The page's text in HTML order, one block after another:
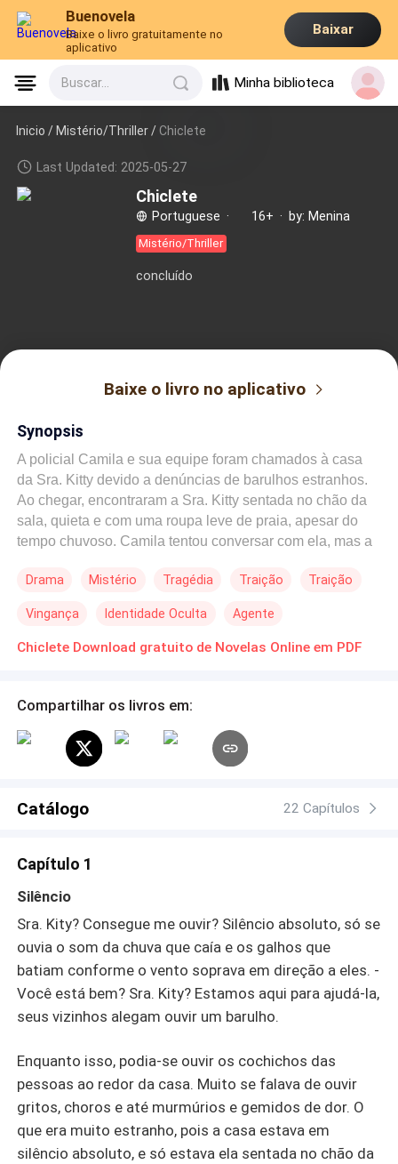
Buenovela
Baixe o livro gratuitamente no
aplicativo
Baixar
Buscar... Minha biblioteca
Inicio /Mistério/Thriller/ Chiclete
Last Updated: 2025-05-27
Chiclete
Portuguese · 16+ · by: Menina
Mistério/Thriller
concluído
Baixe o livro no aplicativo
Synopsis
A policial Camila e sua equipe foram chamados à casa
da Sra. Kitty devido a denúncias de barulhos estranhos.
Ao chegar, encontraram a Sra. Kitty sentada no chão da
sala, quieta e com uma roupa leve de praia, apesar do
tempo chuvoso. Camila tentou conversar com ela, mas a
pediu que os policiais revistassem a casa, mas nada foi
da família da Sra. Kitty, ela se levantou e subiu as
escadas em direção à sacada. Camila e Jorge tentaram
Kitty? Por que ela se matou? E por que o ambiente
barulhos? Camila queria que o caso fosse investigado
mais a fundo, enquanto Jorge se sentia culpado por não
Drama Mistério Tragédia Traição Traição
Vingança Identidade Oculta Agente
Chiclete Download gratuito de Novelas Online em PDF
Compartilhar os livros em:
Catálogo 22 Capítulos
Capítulo 1
Silêncio
Sra. Kity? Consegue me ouvir? Silêncio absoluto, só se
ouvia o som da chuva que caía e os galhos que
batiam conforme o vento soprava em direção a eles. -
Você está bem? Sra. Kity? Estamos aqui para ajudá-la,
seus vizinhos alegam ouvir um barulho.
Enquanto isso, podia-se ouvir os cochichos das
pessoas ao redor da casa. Muito se falava de ouvir
gritos, choros e até murmúrios e gemidos de dor. O
que era muito estranho, pois a casa estava em
silêncio absoluto, e só estava ela sentada no chão da